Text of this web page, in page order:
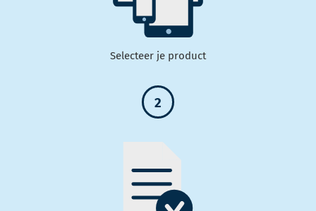
Selecteer je product
2